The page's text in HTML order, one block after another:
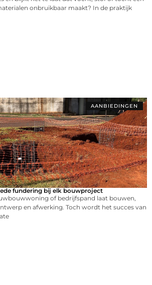
onbruikbaar maakt? In de praktijk
AANBIEDINGEN
fundering bij elk bouwproject
of bedrijfspand laat bouwen,
en afwerking. Toch wordt het succes van